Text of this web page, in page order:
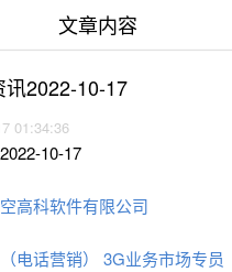
文章内容
2022-10-17
01:34:36
10-17
高科软件有限公司
电话营销）
3G业务市场专员